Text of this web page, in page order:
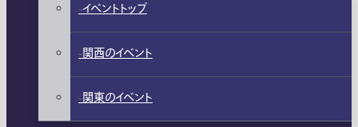
イベントトップ
関西のイベント
関東のイベント